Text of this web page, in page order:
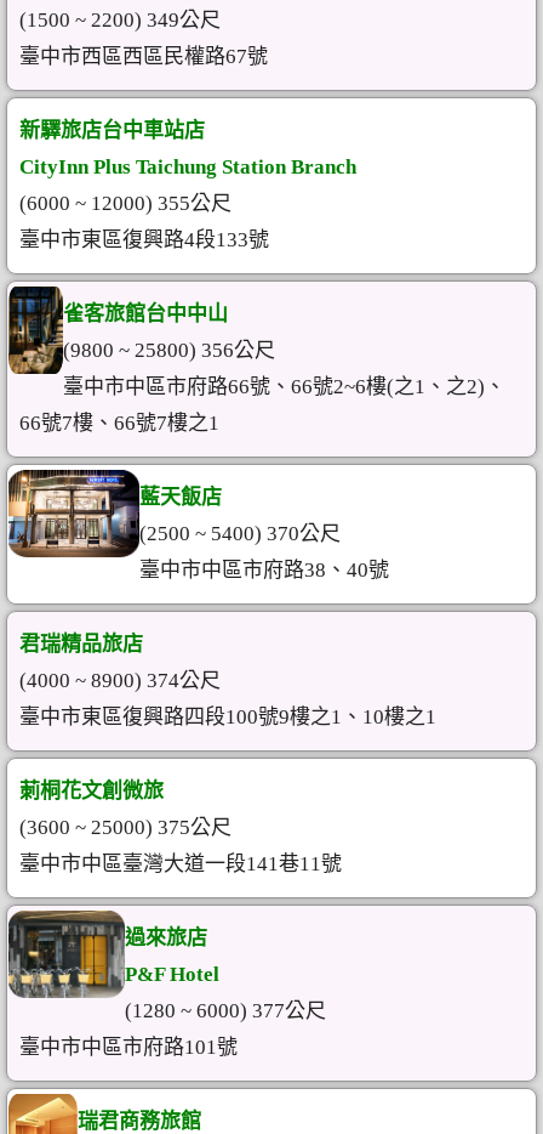
(1500 ~ 2200) 349公尺
臺中市西區西區民權路67號
新驛旅店台中車站店
CityInn Plus Taichung Station Branch
(6000 ~ 12000) 355公尺
臺中市東區復興路4段133號
雀客旅館台中中山
(9800 ~ 25800) 356公尺
臺中市中區市府路66號、66號2~6樓(之1、之2)、
66號7樓、66號7樓之1
藍天飯店
(2500 ~ 5400) 370公尺
臺中市中區市府路38、40號
君瑞精品旅店
(4000 ~ 8900) 374公尺
臺中市東區復興路四段100號9樓之1、10樓之1
莿桐花文創微旅
(3600 ~ 25000) 375公尺
臺中市中區臺灣大道一段141巷11號
過來旅店
P&F Hotel
(1280 ~ 6000) 377公尺
臺中市中區市府路101號
瑞君商務旅館